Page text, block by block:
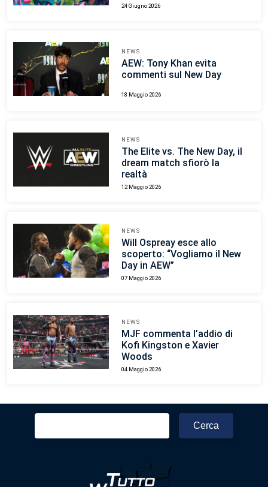
24 Giugno 2026
NEWS
AEW: Tony Khan evita
commenti sul New Day
18 Maggio 2026
NEWS
The Elite vs. The New Day, il
dream match sfiorò la
realtà
12 Maggio 2026
NEWS
Will Ospreay esce allo
scoperto: “Vogliamo il New
Day in AEW”
07 Maggio 2026
NEWS
MJF commenta l’addio di
Kofi Kingston e Xavier
Woods
04 Maggio 2026
Ricerca